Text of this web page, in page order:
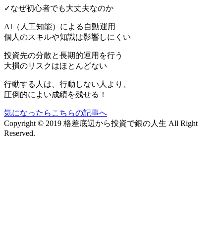
✓なぜ初心者でも大丈夫なのか
AI（人工知能）による 自動運用
個人のスキルや知識は影響しにくい
投資先の分散と長期的運用を行う
大損のリスクはほとんどない
行動する人は、行動しない人より、
圧倒的によい成績を残せる！
気になったらこちらの記事へ
Copyright © 2019 格差底辺から投資で銀の人生 All Right
Reserved.